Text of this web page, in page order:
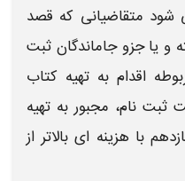
متقاضیانی که قصد
و یا جزوجاماندگان ثبت
اقدام به تهیه کتاب
ثبت نام، مجبور به تهیه
با هزینه ای بالاتر از